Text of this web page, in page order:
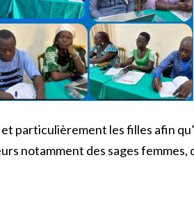
particulièrement les filles afin
notamment des sages femmes,